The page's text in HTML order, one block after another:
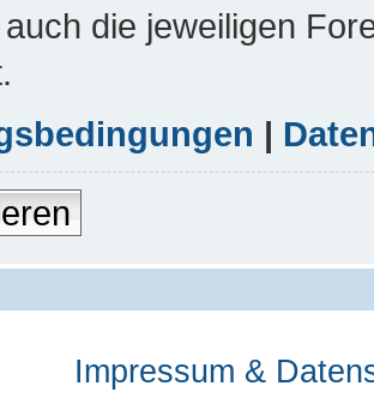
die jeweiligen
|
Impressum &